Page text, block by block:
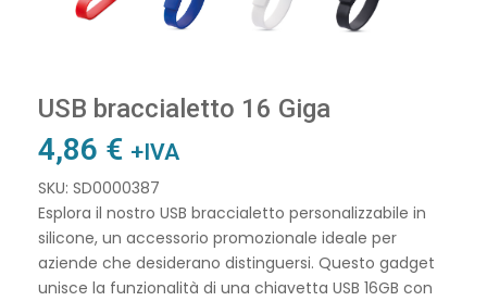
USB braccialetto 16 Giga
4,86 € +IVA
SKU: SD0000387
Esplora il nostro USB braccialetto personalizzabile in
silicone, un accessorio promozionale ideale per
aziende che desiderano distinguersi. Questo gadget
unisce la funzionalità di una chiavetta USB 16GB con